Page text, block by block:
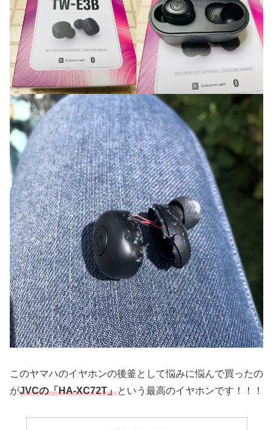
このヤマハのイヤホンの後釜として悩みに悩んで買ったの
がJVCの「HA-XC72T」という最高のイヤホンです！！！